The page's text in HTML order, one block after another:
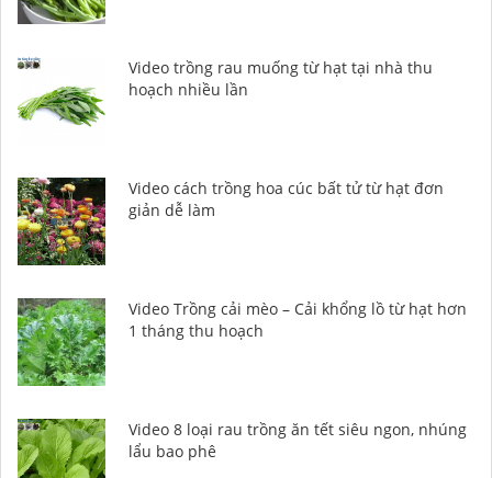
Video trồng rau muống từ hạt tại nhà thu
hoạch nhiều lần
Video cách trồng hoa cúc bất tử từ hạt đơn
giản dễ làm
Video Trồng cải mèo – Cải khổng lồ từ hạt hơn
1 tháng thu hoạch
Video 8 loại rau trồng ăn tết siêu ngon, nhúng
lẩu bao phê